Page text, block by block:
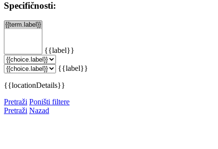
Specifičnosti:
{{label}}
{{label}}
{{locationDetails}}
Pretraži Poništi filtere
Pretraži Nazad